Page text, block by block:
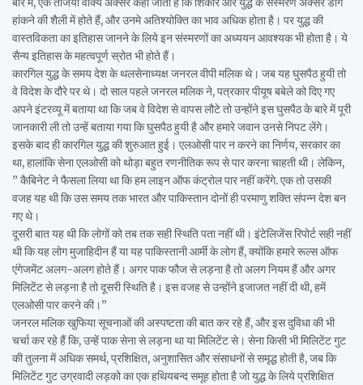
हांकने की शैली में होते हैं, और उनमे अतिश्योक्ति का भाव अधिक होता है। पर युद्ध की
वास्तविकता का इतिहास जानने के लिये इन संस्मरणों का अध्ययन आवश्यक भी होता है। ये
सैन्य इतिहास के महत्वपूर्ण स्रोत भी होते हैं।
कारगिल युद्ध के समय देश के थलसेनाध्यक्ष जनरल वीपी मलिक थे। जब यह घुसपैठ हुयी तो
वे विदेश के दौरे पर थे। दो साल पहले जनरल मलिक ने, पत्रकार पीयूष बबेले को दिए गए
अपने इंटरव्यू में बताया था कि जब वे विदेश से वापस लौटे तो उन्होंने इस घुसपैठ के बारे में पूरी
जानकारी ली तो उन्हें बताया गया कि घुसपैठ हुयी है और हमारे जवान उनसे निपट लेंगे।
इसके बाद ही कारगिल युद्ध की शुरुआत हुई। एलओसी पार न करने का निर्णय, सरकार का
था, हालांकि सेना एलओसी को थोड़ा बहुत रणनीतिक रूप से पार करना चाहती थी। लेकिन,
” कैबिनेट ने फैसला लिया था कि हम लाइन ऑफ कंट्रोल पार नहीं करेंगे. एक तो उसकी
वजह यह थी कि उस समय तक भारत और पाकिस्तान दोनों ही परमाणु शक्ति संपन्न देश बन
गए थे।
दूसरी बात यह थी कि लोगों को तब तक सही स्थिति पता नहीं थी। इंटेलिजेंस रिपोर्ट सही नहीं
थी कि यह लोग मुजाहिदीन हैं या यह पाकिस्तानी आर्मी के लोग हैं, क्योंकि हमारे रूल्स ऑफ
एंगेजमेंट अलग-अलग होते हैं। अगर पाक फौज से लड़ना है तो अलग नियम हैं और अगर
मिलिटेंट से लड़ना है तो दूसरी स्थिति है। इस वजह से उन्होंने इजाजत नहीं दी थी, हमें
एलओसी पार करने की।”
जनरल मलिक खुफिया सूचनाओं की अस्पष्टता की बात कर रहे हैं, और इस दुविधा की भी
चर्चा कर रहे हैं कि, उन्हें पाक सेना से लड़ना था या मिलिटेंट से। सेना किसी भी मिलिटेंट गुट
की तुलना में अधिक समर्थ, प्रशिक्षित, अनुशासित और संसाधनों से समृद्ध होती है, जब कि
मिलिटेंट गुट उग्रवादी लड़को का एक हथियबन्द समूह होता है जो युद्ध के लिये प्रशिक्षित